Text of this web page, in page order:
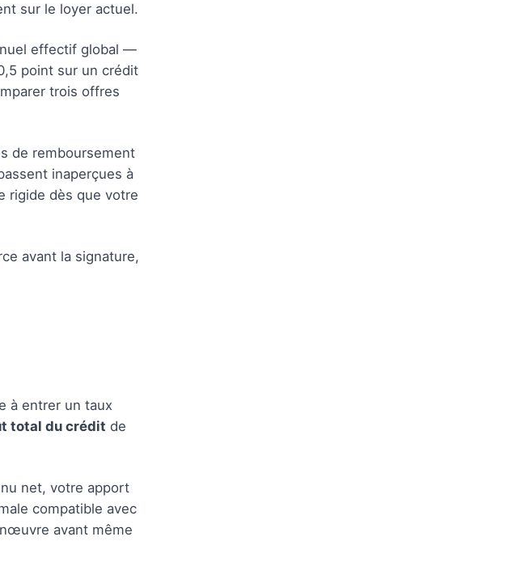
sur le loyer actuel.
effectif global —
point sur un crédit
trois offres
de remboursement
inaperçues à
rigide dès que votre
avant la signature,
à entrer un taux
total du crédit de
net, votre apport
compatible avec
avant même